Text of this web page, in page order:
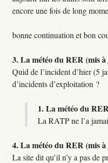
encore une fois de long
bonne continuation et bon
3.La météo du RER (mis
Quid de l’incident d’hier (5
d’incidents d’exploitation ?
1.La météo du
La RATP ne l’a
4.La météo du RER (mis
La site dit qu’il n’y a pas de